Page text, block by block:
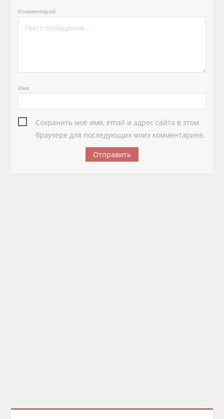
Комментарий
Имя
Сохранить моё имя, email и адрес сайта в этом
браузере для последующих моих комментариев.